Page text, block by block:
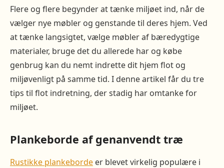
Flere og flere begynder at tænke miljøet ind, når de
vælger nye møbler og genstande til deres hjem. Ved
at tænke langsigtet, vælge møbler af bæredygtige
materialer, bruge det du allerede har og købe
genbrug kan du nemt indrette dit hjem flot og
miljøvenligt på samme tid. I denne artikel får du tre
tips til flot indretning, der stadig har omtanke for
miljøet.
Plankeborde af genanvendt træ
Rustikke plankeborde er blevet virkelig populære i